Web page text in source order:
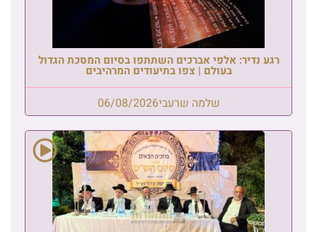
רגע נדיר: אלפי אברכים השתתפו בסיום המסכת הגדול
בעולם | צפו בתיעודים המרהיבים
שלמה שרעבי06/08/2026